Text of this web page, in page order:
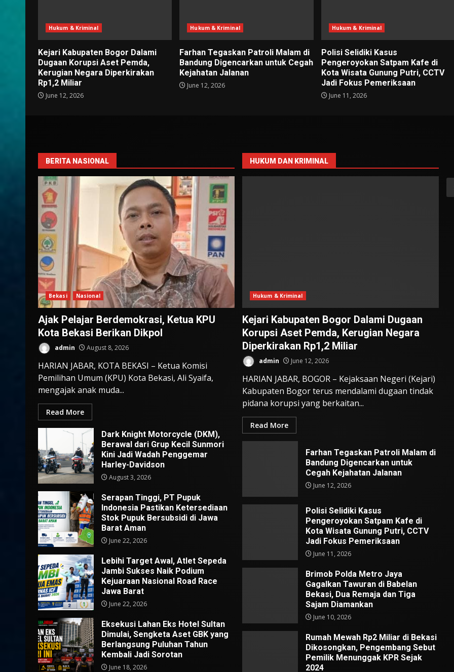
Hukum & Kriminal
Kejari Kabupaten Bogor Dalami
Dugaan Korupsi Aset Pemda,
Kerugian Negara Diperkirakan
Rp1,2 Miliar
June 12, 2026
Hukum & Kriminal
Farhan Tegaskan Patroli Malam di
Bandung Digencarkan untuk Cegah
Kejahatan Jalanan
June 12, 2026
Hukum & Kriminal
Polisi Selidiki Kasus
Pengeroyokan Satpam Kafe di
Kota Wisata Gunung Putri, CCTV
Jadi Fokus Pemeriksaan
June 11, 2026
BERITA NASIONAL
Bekasi Nasional
Ajak Pelajar Berdemokrasi, Ketua KPU
Kota Bekasi Berikan Dikpol
admin August 8, 2026
HARIAN JABAR, KOTA BEKASI – Ketua Komisi
Pemilihan Umum (KPU) Kota Bekasi, Ali Syaifa,
mengajak anak muda...
Read More
Dark Knight Motorcycle (DKM),
Berawal dari Grup Kecil Sunmori
Kini Jadi Wadah Penggemar
Harley-Davidson
August 3, 2026
Serapan Tinggi, PT Pupuk
Indonesia Pastikan Ketersediaan
Stok Pupuk Bersubsidi di Jawa
Barat Aman
June 22, 2026
Lebihi Target Awal, Atlet Sepeda
Jambi Sukses Naik Podium
Kejuaraan Nasional Road Race
Jawa Barat
June 22, 2026
Eksekusi Lahan Eks Hotel Sultan
Dimulai, Sengketa Aset GBK yang
Berlangsung Puluhan Tahun
Kembali Jadi Sorotan
June 18, 2026
HUKUM DAN KRIMINAL
Hukum & Kriminal
Kejari Kabupaten Bogor Dalami Dugaan
Korupsi Aset Pemda, Kerugian Negara
Diperkirakan Rp1,2 Miliar
admin June 12, 2026
HARIAN JABAR, BOGOR – Kejaksaan Negeri (Kejari)
Kabupaten Bogor terus mendalami dugaan tindak
pidana korupsi yang berkaitan...
Read More
Farhan Tegaskan Patroli Malam di
Bandung Digencarkan untuk
Cegah Kejahatan Jalanan
June 12, 2026
Polisi Selidiki Kasus
Pengeroyokan Satpam Kafe di
Kota Wisata Gunung Putri, CCTV
Jadi Fokus Pemeriksaan
June 11, 2026
Brimob Polda Metro Jaya
Gagalkan Tawuran di Babelan
Bekasi, Dua Remaja dan Tiga
Sajam Diamankan
June 10, 2026
Rumah Mewah Rp2 Miliar di Bekasi
Dikosongkan, Pengembang Sebut
Pemilik Menunggak KPR Sejak
2024